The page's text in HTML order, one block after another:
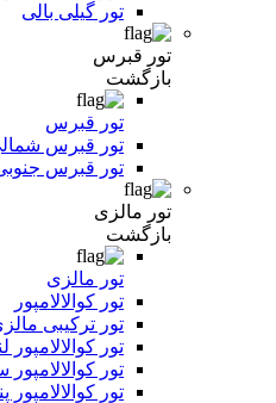
تور گیلی بالی
تور قبرس
بازگشت
تور قبرس
تور قبرس
تور قبرس
تور مالزی
بازگشت
تور مالزی
تور کوالالامپور
تور ترکیبی
تور کوالالامپور
تور کوالالامپور
تور کوالالامپور